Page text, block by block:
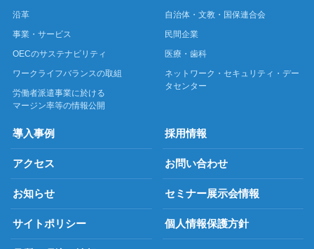
沿革
事業・サービス
OECのサステナビリティ
ワークライフバランスの取組
労働者派遣事業に於ける
マージン率等の情報公開
自治体・文教・国保連合会
民間企業
医療・歯科
ネットワーク・セキュリティ・デー
タセンター
導入事例 採用情報
アクセス お問い合わせ
お知らせ セミナー展示会情報
サイトポリシー 個人情報保護方針